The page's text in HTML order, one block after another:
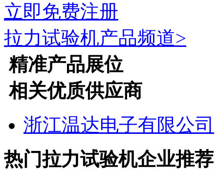
立即免费注册
拉力试验机产品频道>
精准产品展位
相关优质供应商
浙江温达电子有限公司
热门拉力试验机企业推荐